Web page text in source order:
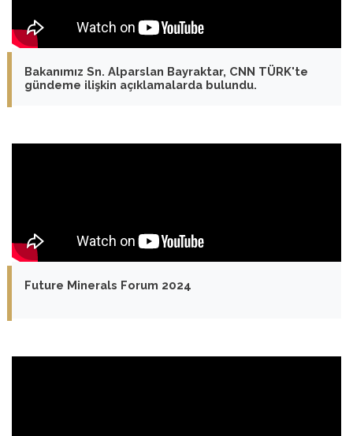
Bakanımız Sn. Alparslan Bayraktar, CNN TÜRK'te
gündeme ilişkin açıklamalarda bulundu.
Future Minerals Forum 2024